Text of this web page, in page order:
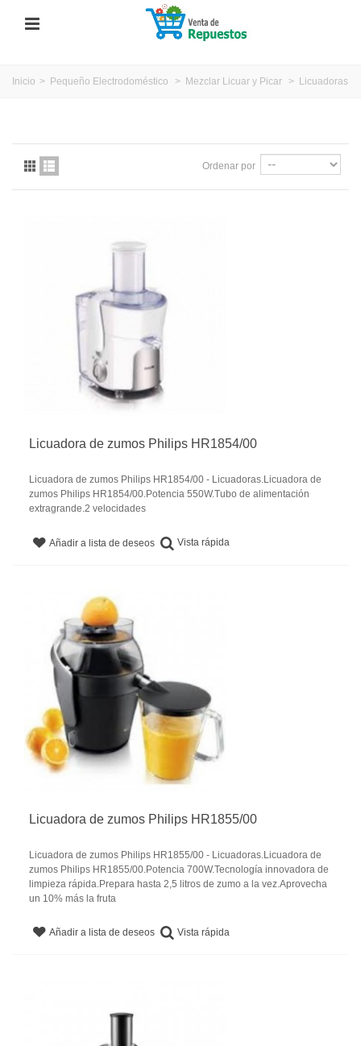
Inicio > Pequeño Electrodoméstico > Mezclar Licuar y Picar > Licuadoras
Ordenar por
Licuadora de zumos Philips HR1854/00
Licuadora de zumos Philips HR1854/00 - Licuadoras.Licuadora de
zumos Philips HR1854/00.Potencia 550W.Tubo de alimentación
extragrande.2 velocidades
Añadir a lista de deseos Vista rápida
Licuadora de zumos Philips HR1855/00
Licuadora de zumos Philips HR1855/00 - Licuadoras.Licuadora de
zumos Philips HR1855/00.Potencia 700W.Tecnología innovadora de
limpieza rápida.Prepara hasta 2,5 litros de zumo a la vez.Aprovecha
un 10% más la fruta
Añadir a lista de deseos Vista rápida